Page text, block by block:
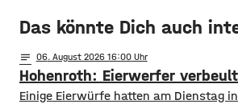
Das könnte Dich auch
notes 06. August 2026 16:00
Hohenroth: Eierwerfer
Einige Eierwürfe hatten am Dienstag